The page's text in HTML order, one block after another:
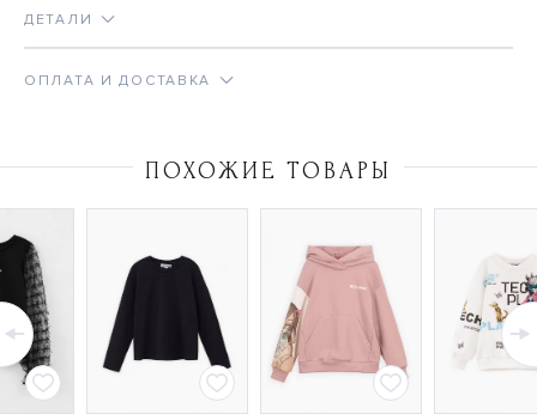
ДЕТАЛИ
ОПЛАТА И ДОСТАВКА
ПОХОЖИЕ ТОВАРЫ